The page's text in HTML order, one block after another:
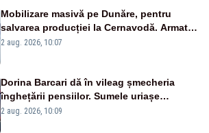
Mobilizare masivă pe Dunăre, pentru
salvarea producției la Cernavodă. Armata
va detona o stâncă și va devia apa
2 aug. 2026, 10:07
Dorina Barcari dă în vileag șmecheria
înghețării pensiilor. Sumele uriașe
pierdute de fiecare român
2 aug. 2026, 10:09